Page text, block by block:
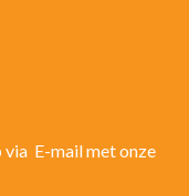
via E-mail met onze